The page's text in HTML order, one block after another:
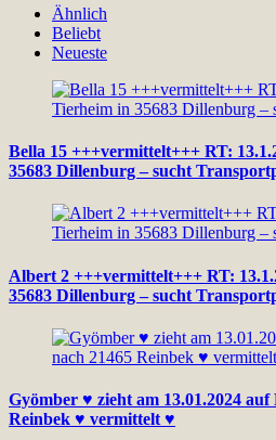
Ähnlich
Beliebt
Neueste
Bella 15 +++vermittelt+++ RT:
35683 Dillenburg – sucht
Albert 2 +++vermittelt+++ RT:
35683 Dillenburg – sucht
Gyömber ♥ zieht am 13.01.2024 auf
Reinbek ♥ vermittelt ♥